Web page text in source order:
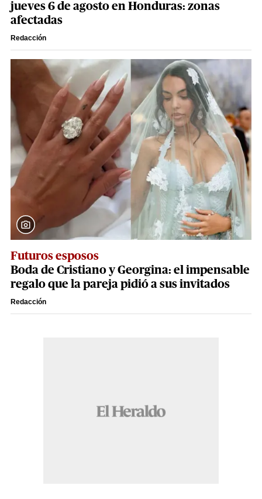
jueves 6 de agosto en Honduras: zonas
afectadas
Redacción
Futuros esposos
Boda de Cristiano y Georgina: el impensable
regalo que la pareja pidió a sus invitados
Redacción